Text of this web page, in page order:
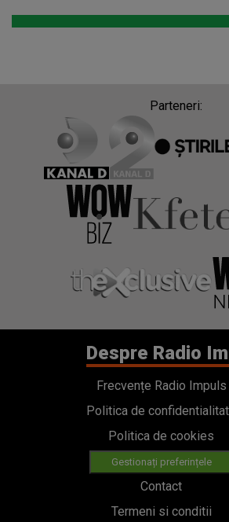
Parteneri:
Despre Radio
Frecvențe Radio Impuls
Politica de
Politica de cookies
Gestionați preferințele
Contact
Termeni si conditii